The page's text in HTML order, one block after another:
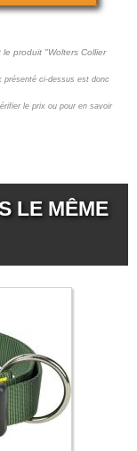
le produit "Wolters Collier
présenté ci-dessus est donc
le prix ou pour en savoir
LE MÊME